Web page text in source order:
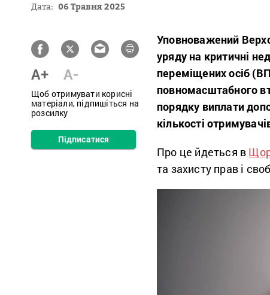
Дата: 06 Травня 2025
A+ A-
Щоб отримувати корисні
матеріали, підпишіться на
розсилку
Підписатися
Уповноважений
уряду на критичні
переміщених осіб
повномасштабного
порядку виплати
кількості
Про це йдеться в
та захисту прав і